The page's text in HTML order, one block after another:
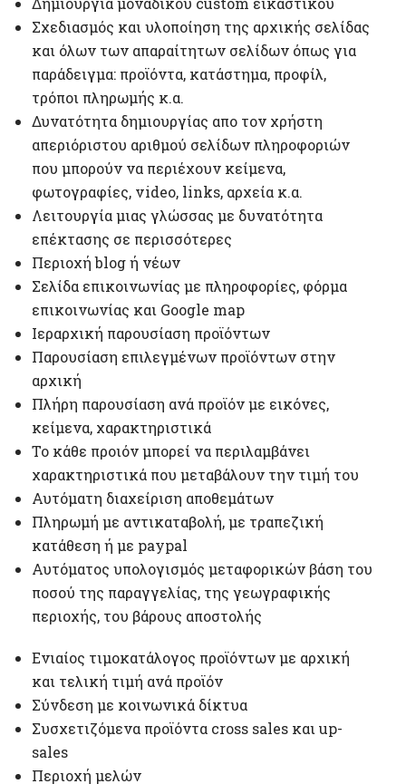
Σχεδιασμός και υλοποίηση της αρχικής σελίδας
και όλων των απαραίτητων σελίδων όπως για
παράδειγμα: προϊόντα, κατάστημα, προφίλ,
τρόποι πληρωμής κ.α.
Δυνατότητα δημιουργίας απο τον χρήστη
απεριόριστου αριθμού σελίδων πληροφοριών
που μπορούν να περιέχουν κείμενα,
φωτογραφίες, video, links, αρχεία κ.α.
Λειτουργία μιας γλώσσας με δυνατότητα
επέκτασης σε περισσότερες
Περιοχή blog ή νέων
Σελίδα επικοινωνίας με πληροφορίες, φόρμα
επικοινωνίας και Google map
Ιεραρχική παρουσίαση προϊόντων
Παρουσίαση επιλεγμένων προϊόντων στην
αρχική
Πλήρη παρουσίαση ανά προϊόν με εικόνες,
κείμενα, χαρακτηριστικά
Το κάθε προιόν μπορεί να περιλαμβάνει
χαρακτηριστικά που μεταβάλουν την τιμή του
Αυτόματη διαχείριση αποθεμάτων
Πληρωμή με αντικαταβολή, με τραπεζική
κατάθεση ή με paypal
Αυτόματος υπολογισμός μεταφορικών βάση του
ποσού της παραγγελίας, της γεωγραφικής
περιοχής, του βάρους αποστολής
Ενιαίος τιμοκατάλογος προϊόντων με αρχική
και τελική τιμή ανά προϊόν
Σύνδεση με κοινωνικά δίκτυα
Συσχετιζόμενα προϊόντα cross sales και up-
sales
Περιοχή μελών